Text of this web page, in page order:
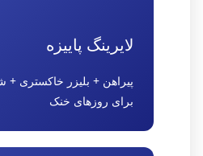
لایرینگ پاییزه
پیراهن + بلیزر خاکستری
برای روزهای خنک